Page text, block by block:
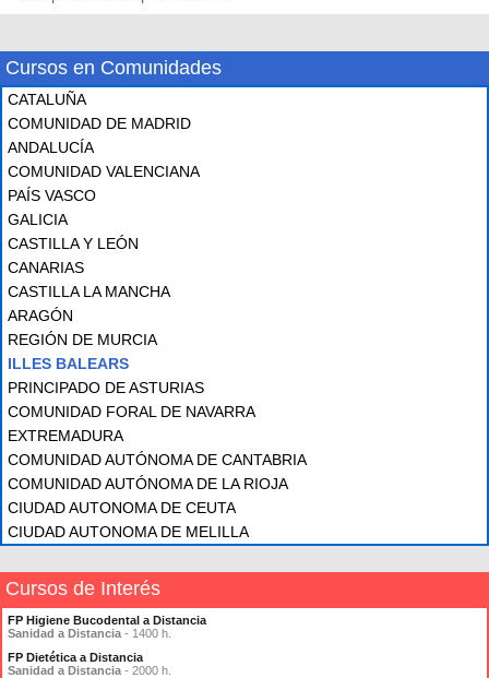
Cursos en Comunidades
CATALUÑA
COMUNIDAD DE MADRID
ANDALUCÍA
COMUNIDAD VALENCIANA
PAÍS VASCO
GALICIA
CASTILLA Y LEÓN
CANARIAS
CASTILLA LA MANCHA
ARAGÓN
REGIÓN DE MURCIA
ILLES BALEARS
PRINCIPADO DE ASTURIAS
COMUNIDAD FORAL DE NAVARRA
EXTREMADURA
COMUNIDAD AUTÓNOMA DE CANTABRIA
COMUNIDAD AUTÓNOMA DE LA RIOJA
CIUDAD AUTONOMA DE CEUTA
CIUDAD AUTONOMA DE MELILLA
Cursos de Interés
FP Higiene Bucodental a Distancia
Sanidad a Distancia - 1400 h.
FP Dietética a Distancia
Sanidad a Distancia - 2000 h.